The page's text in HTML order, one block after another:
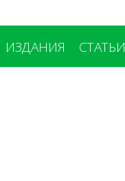
ИЗДАНИЯ СТАТЬИ